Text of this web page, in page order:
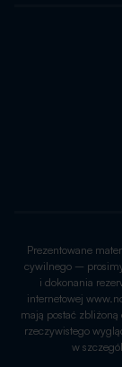
Prezentowane
cywilnego – prosimy
i dokonania
internetowej
mają postać
rzeczywistego
w